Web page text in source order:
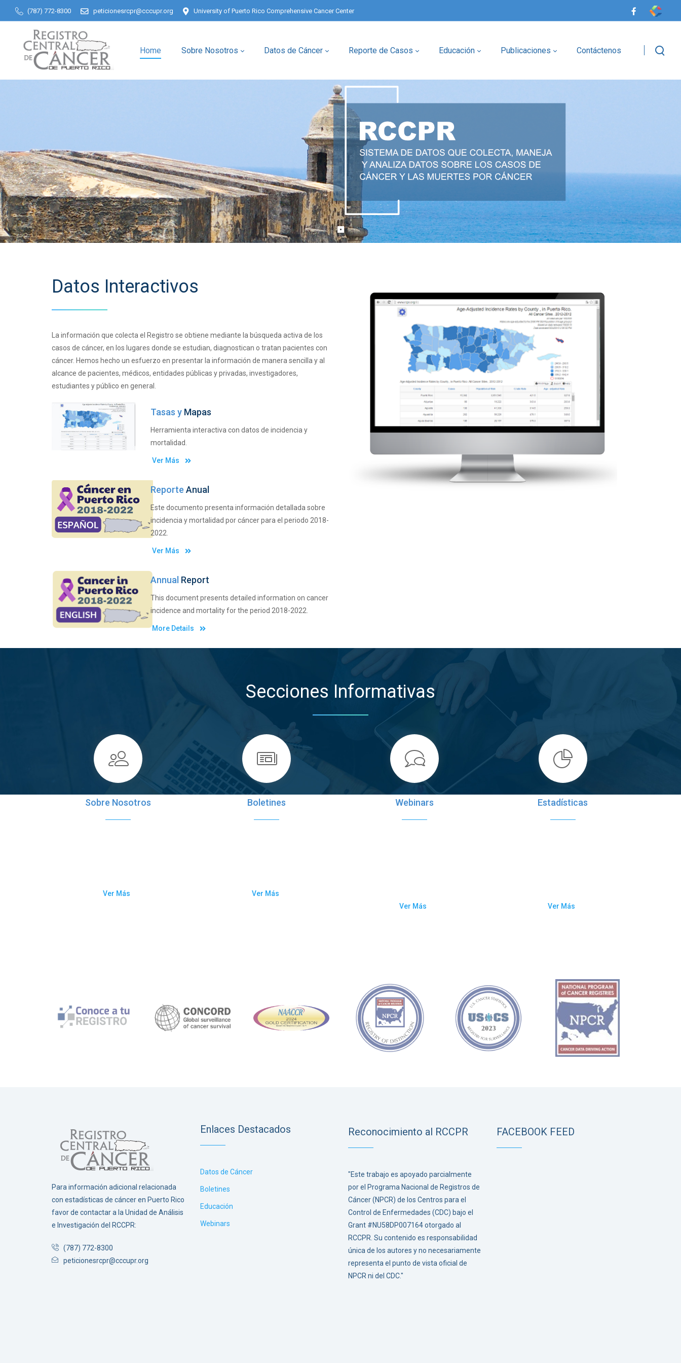
(787) 772-8300 peticionesrcpr@cccupr.org University of Puerto Rico Comprehensive Cancer Center
Home Sobre Nosotros Datos de Cáncer Reporte de Casos Educación Publicaciones Contáctenos
Datos Interactivos
La información que colecta el Registro se obtiene mediante la búsqueda activa de los
casos de cáncer, en los lugares donde se estudian, diagnostican o tratan pacientes con
cáncer. Hemos hecho un esfuerzo en presentar la información de manera sencilla y al
alcance de pacientes, médicos, entidades públicas y privadas, investigadores,
estudiantes y público en general.
Tasas y Mapas
Herramienta interactiva con datos de incidencia y
mortalidad.
Ver Más
Reporte Anual
Este documento presenta información detallada sobre
incidencia y mortalidad por cáncer para el periodo 2018-
2022.
Ver Más
Annual Report
This document presents detailed information on cancer
incidence and mortality for the period 2018-2022.
More Details
Secciones Informativas
Sobre Nosotros
Ver Más
Boletines
Ver Más
Webinars
Ver Más
Estadísticas
Ver Más
Para información adicional relacionada
con estadísticas de cáncer en Puerto Rico
favor de contactar a la Unidad de Análisis
e Investigación del RCCPR:
(787) 772-8300
peticionesrcpr@cccupr.org
Enlaces Destacados
Datos de Cáncer
Boletines
Educación
Webinars
Reconocimiento al RCCPR
"Este trabajo es apoyado parcialmente
por el Programa Nacional de Registros de
Cáncer (NPCR) de los Centros para el
Control de Enfermedades (CDC) bajo el
Grant #NU58DP007164 otorgado al
RCCPR. Su contenido es responsabilidad
única de los autores y no necesariamente
representa el punto de vista oficial de
NPCR ni del CDC."
FACEBOOK FEED